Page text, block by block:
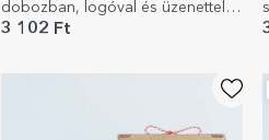
dobozban, logóval és üzenettel –
március 8.
3 102 Ft